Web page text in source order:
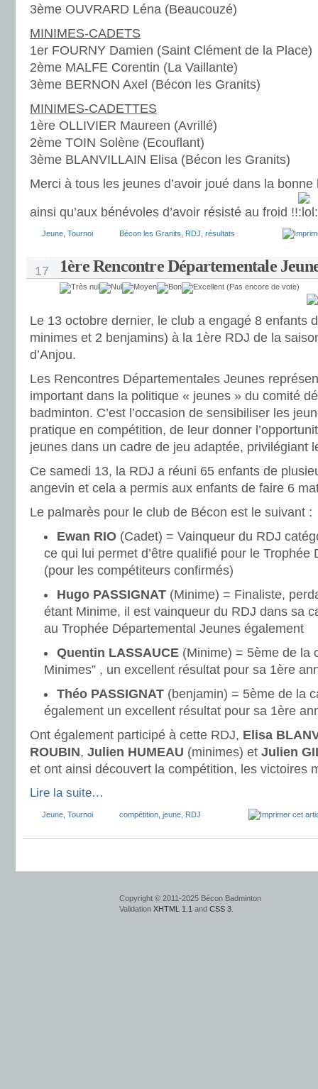
3ème OUVRARD Léna (Beaucouzé)
MINIMES-CADETS
1er FOURNY Damien (Saint Clément de la Place)
2ème MALFE Corentin (La Vaillante)
3ème BERNON Axel (Bécon les Granits)
MINIMES-CADETTES
1ère OLLIVIER Maureen (Avrillé)
2ème TOIN Solène (Ecouflant)
3ème BLANVILLAIN Elisa (Bécon les Granits)
Merci à tous les jeunes d’avoir joué dans la
ainsi qu’aux bénévoles d’avoir résisté au froid !!
Jeune Tournoi Bécon les Granits RDJ résultats
17 1ère Rencontre Départementale
(Pas encore de vote)
Le 13 octobre dernier, le club a engagé 8 enfants
minimes et 2 benjamins) à la 1ère RDJ de la
d’Anjou.
Les Rencontres Départementales Jeunes
important dans la politique « jeunes » du comité
badminton. C’est l’occasion de sensibiliser les
pratique en compétition, de leur donner
jeunes dans un cadre de jeu adaptée, privilégiant
Ce samedi 13, la RDJ a réuni 65 enfants de
angevin et cela a permis aux enfants de faire 6
Le palmarès pour le club de Bécon est le suivant :
Ewan RIO (Cadet) = Vainqueur du RDJ
ce qui lui permet d’être qualifié pour le Trophée
(pour les compétiteurs confirmés)
Hugo PASSIGNAT (Minime) = Finaliste,
étant Minime, il est vainqueur du RDJ dans sa
au Trophée Départemental Jeunes également
Quentin LASSAUCE (Minime) = 5ème de la
Minimes” , un excellent résultat pour sa 1ère
Théo PASSIGNAT (benjamin) = 5ème de la
également un excellent résultat pour sa 1ère
Ont également participé à cette RDJ, Elisa
ROUBIN, Julien HUMEAU (minimes) et Julien
et ont ainsi découvert la compétition, les victoires
Lire la suite…
Jeune Tournoi compétition jeune RDJ
Copyright © 2011-2025 Bécon Badminton
Validation XHTML 1.1 and CSS 3